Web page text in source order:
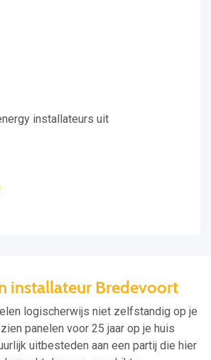
installateurs uit
installateur Bredevoort
logischerwijs niet zelfstandig op je
panelen voor 25 jaar op je huis
uitbesteden aan een partij die hier